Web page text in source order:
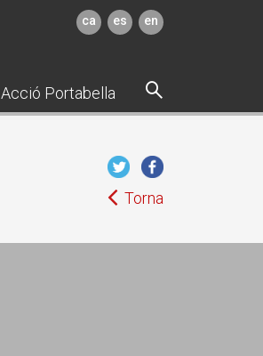
ca es en
Acció Portabella
Torna